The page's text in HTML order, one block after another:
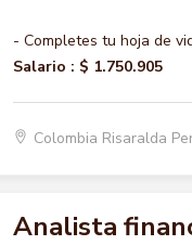
- Completes tu hoja de
Salario : $ 1.750.905
Colombia Risaralda
Analista